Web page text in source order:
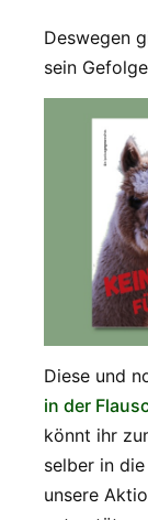
Deswegen
sein
Diese und
in der
könnt ihr
selber in
unsere